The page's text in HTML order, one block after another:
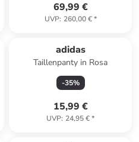
69,99 €
UVP: 260,00 €*
adidas
Taillenpanty in Rosa
-35%
15,99 €
UVP: 24,95 €*